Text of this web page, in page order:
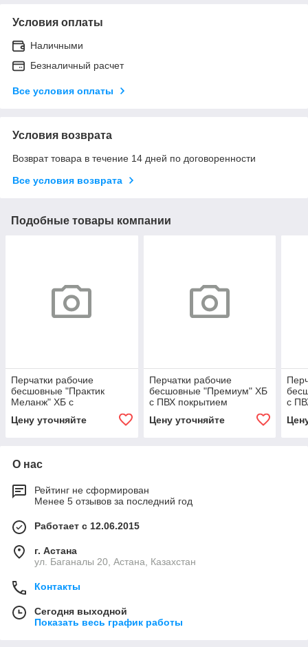
Условия оплаты
Наличными
Безналичный расчет
Все условия оплаты
Условия возврата
Возврат товара в течение 14 дней по договоренности
Все условия возврата
Подобные товары компании
Перчатки рабочие
бесшовные "Практик
Меланж" ХБ с
добавлением полиэфира
с ПВХ покрытием цвет
Цену уточняйте
Перчатки рабочие
бесшовные "Премиум" ХБ
с ПВХ покрытием
Цену уточняйте
с
О нас
Рейтинг не сформирован
Менее 5 отзывов за последний год
Работает с 12.06.2015
г. Астана
ул. Баганалы 20, Астана, Казахстан
Контакты
Сегодня выходной
Показать весь график работы